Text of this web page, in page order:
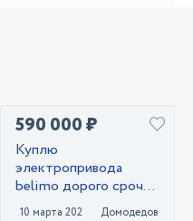
590 000 ₽
Куплю
электропривода
belimo дорого срочно
тел 89611447885
10 марта 2021 Домодедово